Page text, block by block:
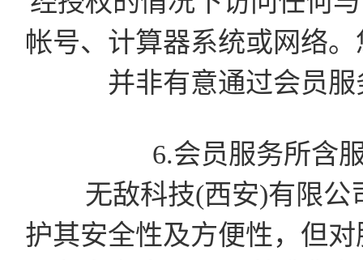
帐号、计算器系统或网络
并非有意通过会员
6.会员服务所含
无敌科技(西安)有限公
护其安全性及方便性，但